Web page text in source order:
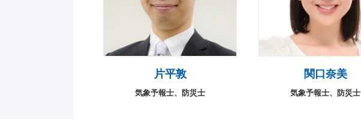
片平敦
気象予報士、防災士
関口奈美
気象予報士、防災士